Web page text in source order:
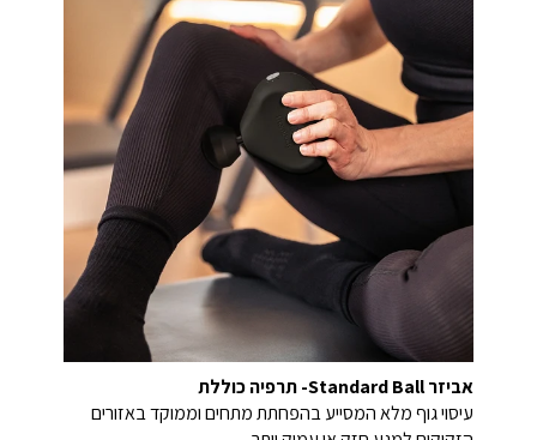
אביזר Standard Ball- תרפיה כוללת
עיסוי גוף מלא המסייע בהפחתת מתחים וממוקד באזורים